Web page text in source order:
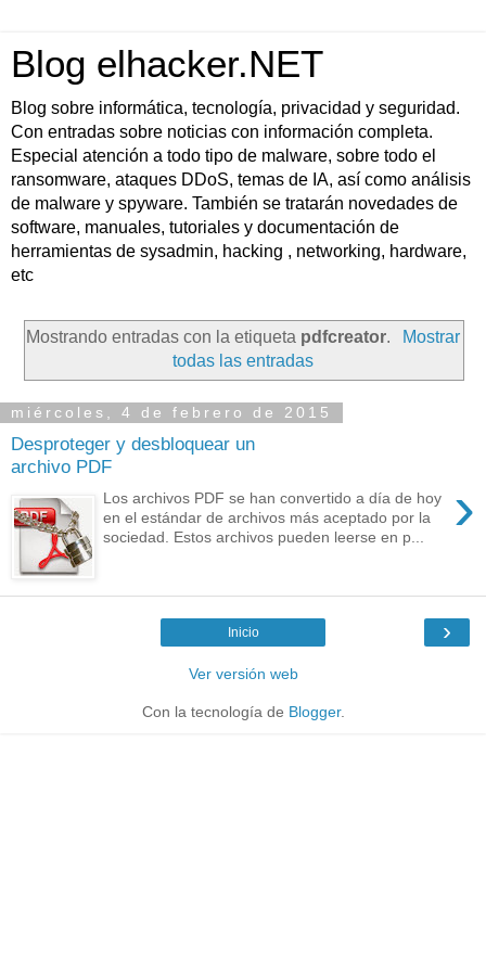
Blog elhacker.NET
Blog sobre informática, tecnología, privacidad y seguridad.
Con entradas sobre noticias con información completa.
Especial atención a todo tipo de malware, sobre todo el
ransomware, ataques DDoS, temas de IA, así como análisis
de malware y spyware. También se tratarán novedades de
software, manuales, tutoriales y documentación de
herramientas de sysadmin, hacking , networking, hardware,
etc
Mostrando entradas con la etiqueta pdfcreator.
Mostrar
todas las entradas
miércoles, 4 de febrero de 2015
Desproteger y desbloquear un
archivo PDF
›
Los archivos PDF se han convertido a día de hoy
en el estándar de archivos más aceptado por la
sociedad. Estos archivos pueden leerse en p...
›
Inicio
Ver versión web
Con la tecnología de Blogger.